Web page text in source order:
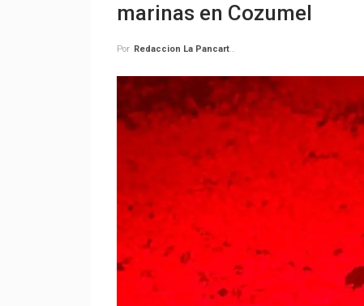
marinas en Cozumel
Por Redaccion La Pancarta De Quintana Roo